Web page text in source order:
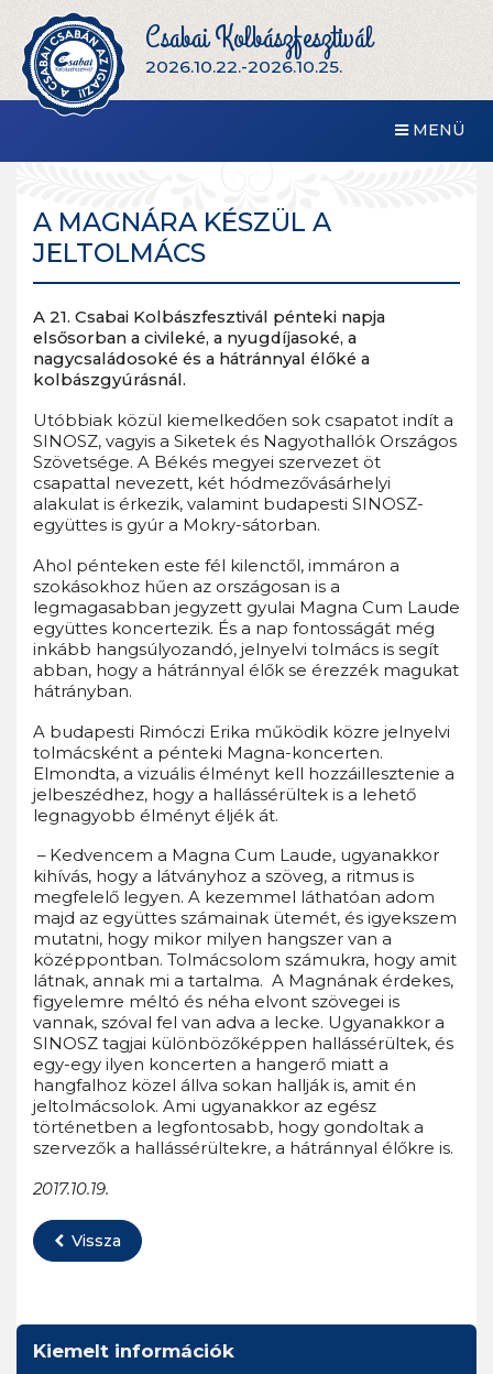
Csabai Kolbászfesztivál
2026.10.22.-2026.10.25.
MENÜ
A MAGNÁRA KÉSZÜL A
JELTOLMÁCS
A 21. Csabai Kolbászfesztivál pénteki napja
elsősorban a civileké, a nyugdíjasoké, a
nagycsaládosoké és a hátránnyal élőké a
kolbászgyúrásnál.
Utóbbiak közül kiemelkedően sok csapatot indít a
SINOSZ, vagyis a Siketek és Nagyothallók Országos
Szövetsége. A Békés megyei szervezet öt
csapattal nevezett, két hódmezővásárhelyi
alakulat is érkezik, valamint budapesti SINOSZ-
együttes is gyúr a Mokry-sátorban.
Ahol pénteken este fél kilenctől, immáron a
szokásokhoz hűen az országosan is a
legmagasabban jegyzett gyulai Magna Cum Laude
együttes koncertezik. És a nap fontosságát még
inkább hangsúlyozandó, jelnyelvi tolmács is segít
abban, hogy a hátránnyal élők se érezzék magukat
hátrányban.
A budapesti Rimóczi Erika működik közre jelnyelvi
tolmácsként a pénteki Magna-koncerten.
Elmondta, a vizuális élményt kell hozzáillesztenie a
jelbeszédhez, hogy a hallássérültek is a lehető
legnagyobb élményt éljék át.
– Kedvencem a Magna Cum Laude, ugyanakkor
kihívás, hogy a látványhoz a szöveg, a ritmus is
megfelelő legyen. A kezemmel láthatóan adom
majd az együttes számainak ütemét, és igyekszem
mutatni, hogy mikor milyen hangszer van a
középpontban. Tolmácsolom számukra, hogy amit
látnak, annak mi a tartalma. A Magnának érdekes,
figyelemre méltó és néha elvont szövegei is
vannak, szóval fel van adva a lecke. Ugyanakkor a
SINOSZ tagjai különbözőképpen hallássérültek, és
egy-egy ilyen koncerten a hangerő miatt a
hangfalhoz közel állva sokan hallják is, amit én
jeltolmácsolok. Ami ugyanakkor az egész
történetben a legfontosabb, hogy gondoltak a
szervezők a hallássérültekre, a hátránnyal élőkre is.
2017.10.19.
Vissza
Kiemelt információk